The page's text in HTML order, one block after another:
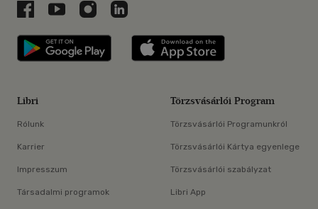
Libri a Facebookon
Libri a Youtube-on
Libri az Instagramon
Libri a LinkedInen
Libri applikáció Szerezd meg: Google
Libri
Rólunk
Karrier
Impresszum
Társadalmi programok
Törzsvásárlói Program
Törzsvásárlói Programunkról
Törzsvásárlói Kártya egyenlege
Törzsvásárlói szabályzat
Libri App